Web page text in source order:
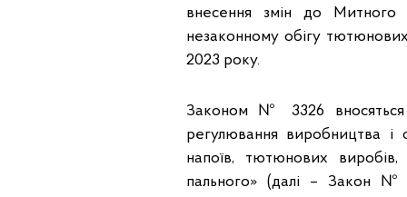
внесення змін до Митного
незаконному обігу
2023 року.
Законом № 3326
регулювання виробництва і
напоїв, тютюнових
пального» (далі – Закон №